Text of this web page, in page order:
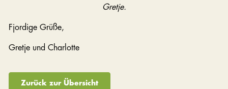
Gretje.
Fjordige Grüße,
Gretje und Charlotte
Zurück zur Übersicht